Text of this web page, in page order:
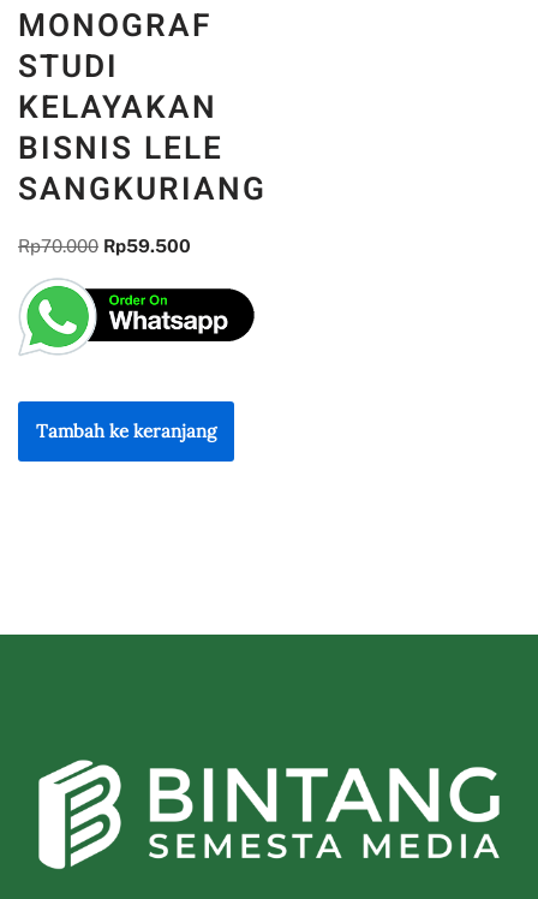
MONOGRAF
STUDI
KELAYAKAN
BISNIS LELE
SANGKURIANG
Rp70.000 Rp59.500
Tambah ke keranjang